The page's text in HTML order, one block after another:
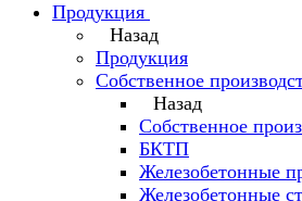
Продукция
Назад
Продукция
Собственное
Назад
Собственное
БКТП
Железобетонные
Железобетонные